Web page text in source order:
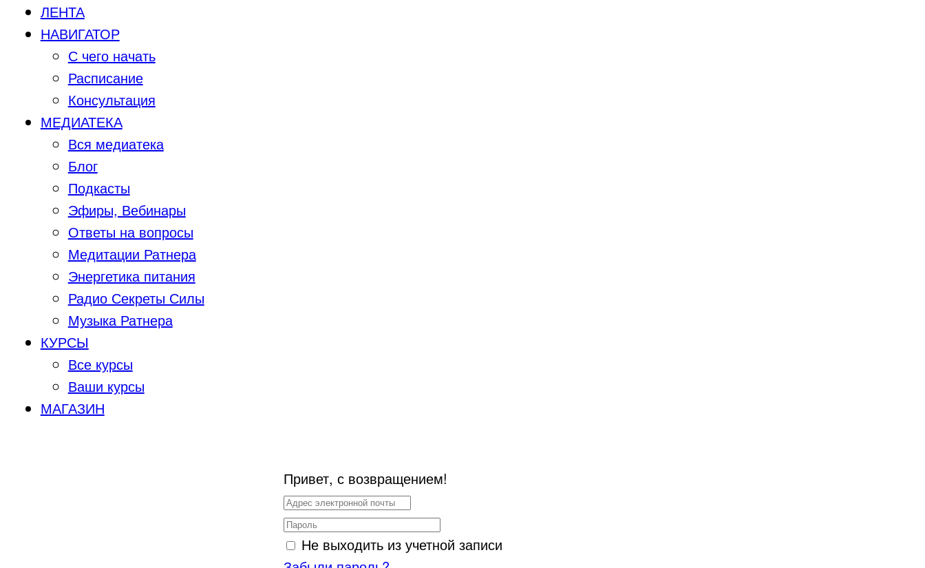
ЛЕНТА
НАВИГАТОР
С чего начать
Расписание
Консультация
МЕДИАТЕКА
Вся медиатека
Блог
Подкасты
Эфиры, Вебинары
Ответы на вопросы
Медитации Ратнера
Энергетика питания
Радио Секреты Силы
Музыка Ратнера
КУРСЫ
Все курсы
Ваши курсы
МАГАЗИН
Привет, с возвращением!
Не выходить из учетной записи